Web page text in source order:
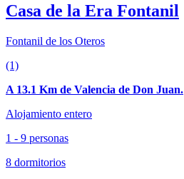
Casa de la Era Fontanil
Fontanil de los Oteros
(1)
A 13.1 Km de Valencia de Don Juan.
Alojamiento entero
1 - 9 personas
8 dormitorios